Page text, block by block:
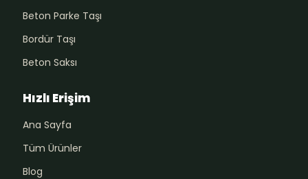
Beton Parke Taşı
Bordür Taşı
Beton Saksı
Hızlı Erişim
Ana Sayfa
Tüm Ürünler
Blog